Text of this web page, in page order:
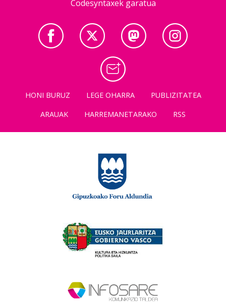
Codesyntaxek garatua
HONI BURUZ LEGE OHARRA
PUBLIZITATEA
ARAUAK
HARREMANETARAKO RSS